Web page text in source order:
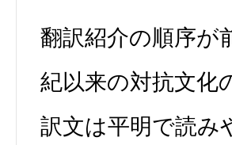
翻訳紹介の順序が
紀以来の対抗文化
訳文は平明で読み